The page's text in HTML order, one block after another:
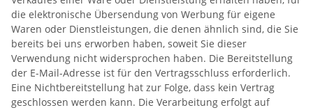
die elektronische Übersendung von Werbung für eigene
Waren oder Dienstleistungen, die denen ähnlich sind, die Sie
bereits bei uns erworben haben, soweit Sie dieser
Verwendung nicht widersprochen haben. Die Bereitstellung
der E-Mail-Adresse ist für den Vertragsschluss erforderlich.
Eine Nichtbereitstellung hat zur Folge, dass kein Vertrag
geschlossen werden kann. Die Verarbeitung erfolgt auf